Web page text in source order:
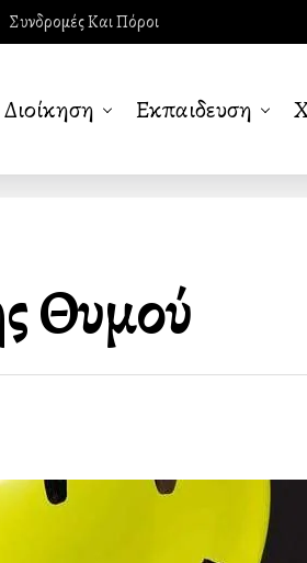
Συνδρομές Και Πόροι
Διοίκηση Εκπαιδευση
Θυμού